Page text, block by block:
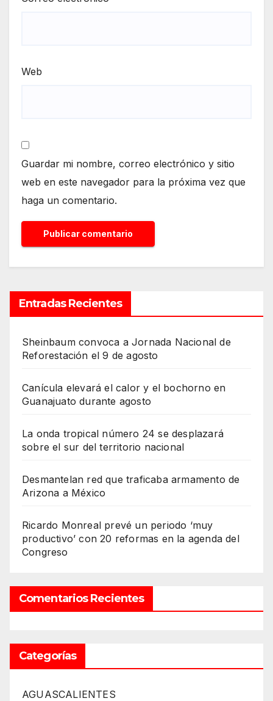
Web
Guardar mi nombre, correo electrónico y sitio
web en este navegador para la próxima vez que
haga un comentario.
Entradas Recientes
Sheinbaum convoca a Jornada Nacional de
Reforestación el 9 de agosto
Canícula elevará el calor y el bochorno en
Guanajuato durante agosto
La onda tropical número 24 se desplazará
sobre el sur del territorio nacional
Desmantelan red que traficaba armamento de
Arizona a México
Ricardo Monreal prevé un periodo ‘muy
productivo’ con 20 reformas en la agenda del
Congreso
Comentarios Recientes
Categorías
AGUASCALIENTES